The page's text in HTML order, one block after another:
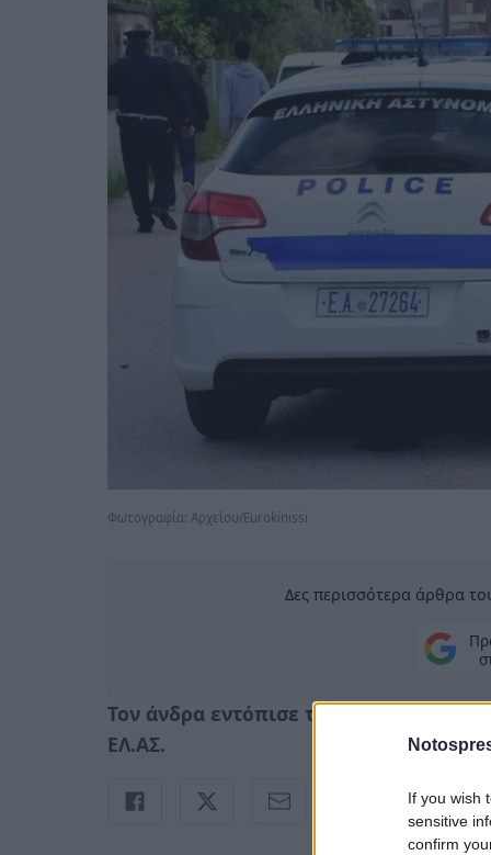
If you wish
sensitive
confirm
Φωτογραφία: Aρχείου/Εurokinissi
Δες περισσότερα άρθρα
Τον άνδρα εντόπισε το πρωί της
ΕΛ.ΑΣ.